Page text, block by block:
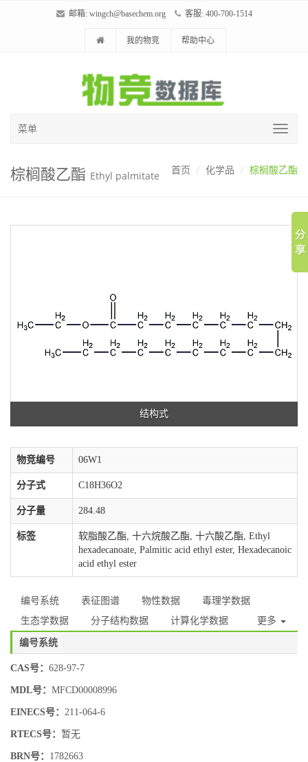
邮箱: wingch@basechem.org 客服: 400-700-1514
我的物竞 帮助中心
菜单
棕榈酸乙酯 Ethyl palmitate 首页 化学品 棕榈酸乙酯
结构式
物竞编号 06W1
分子式 C18H36O2
分子量 284.48
标签
软脂酸乙酯, 十六烷酸乙酯, 十六酸乙酯, Ethyl
hexadecanoate, Palmitic acid ethyl ester, Hexadecanoic
acid ethyl ester
编号系统 表征图谱 物性数据
毒理学数据
生态学数据
分子结构数据 计算化学数据 更多
编号系统
CAS号： 628-97-7
MDL号： MFCD00008996
EINECS号： 211-064-6
RTECS号： 暂无
BRN号： 1782663